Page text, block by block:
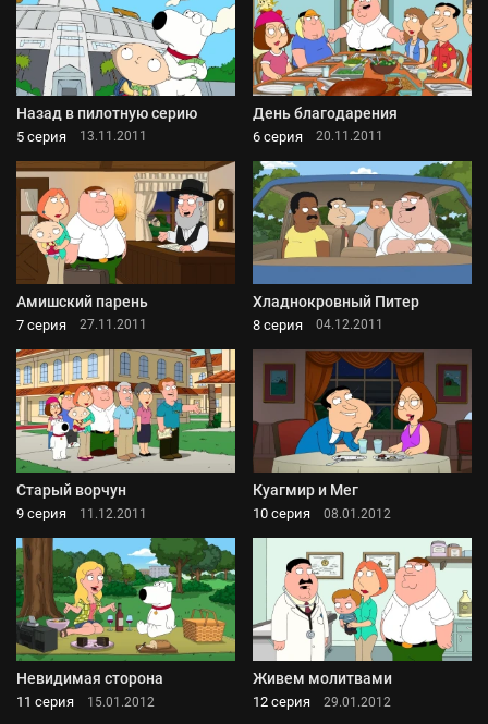
Назад в пилотную серию
5 серия 13.11.2011
День благодарения
6 серия 20.11.2011
Амишский парень
7 серия 27.11.2011
Хладнокровный Питер
8 серия 04.12.2011
Старый ворчун
9 серия 11.12.2011
Куагмир и Мег
10 серия 08.01.2012
Невидимая сторона
11 серия 15.01.2012
Живем молитвами
12 серия 29.01.2012